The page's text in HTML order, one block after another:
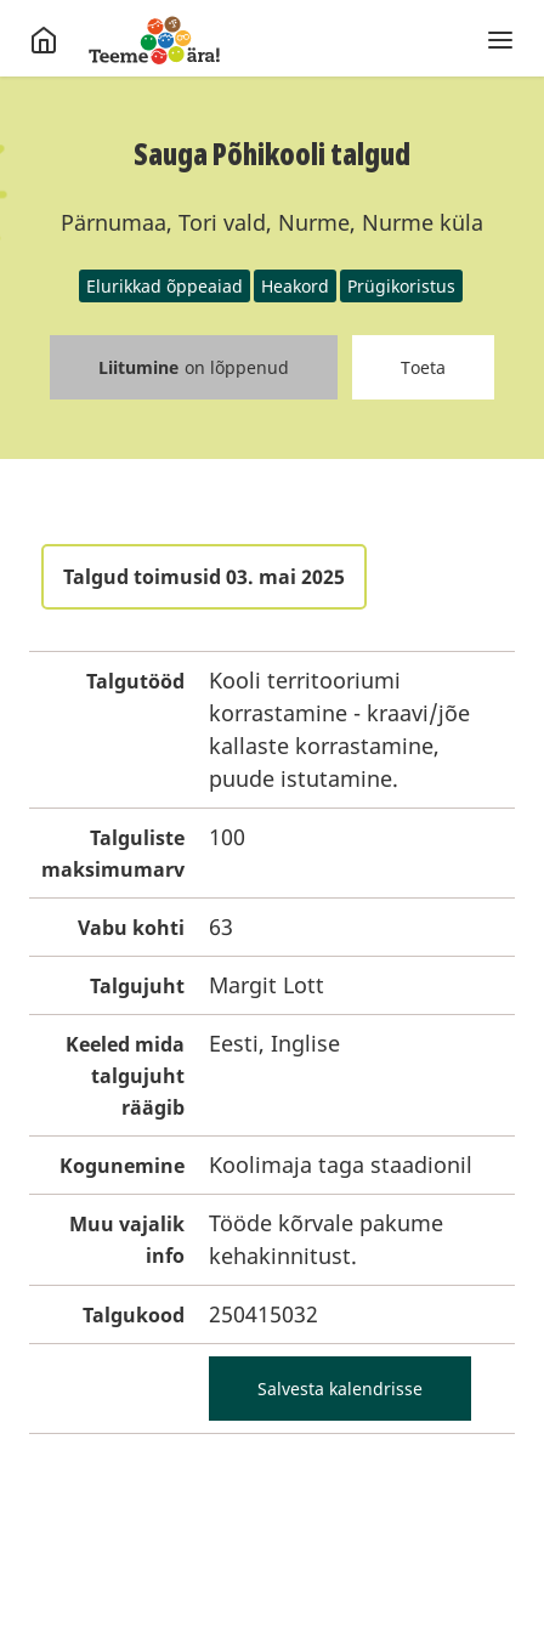
Sauga Põhikooli talgud
Pärnumaa, Tori vald, Nurme, Nurme küla
Elurikkad õppeaiad Heakord Prügikoristus
Liitumine on lõppenud Toeta
Talgud toimusid 03. mai 2025
Talgutööd
Kooli territooriumi
korrastamine - kraavi/jõe
kallaste korrastamine,
puude istutamine.
Talguliste
maksimumarv
100
Vabu kohti 63
Talgujuht Margit Lott
Keeled mida
talgujuht
räägib
Eesti, Inglise
Kogunemine Koolimaja taga staadionil
Muu vajalik
info
Tööde kõrvale pakume
kehakinnitust.
Talgukood 250415032
Salvesta kalendrisse